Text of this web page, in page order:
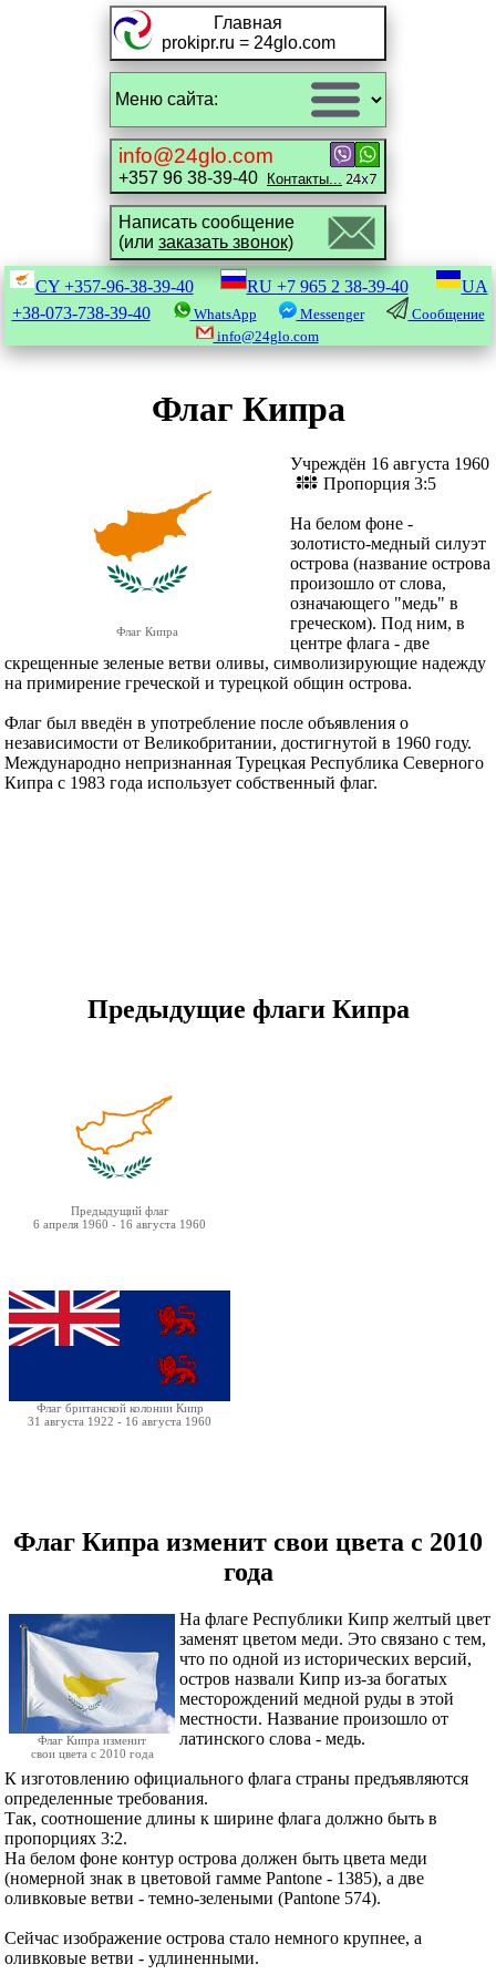
Главная
prokipr.ru = 24glo.com
info@24glo.com
+357 96 38-39-40 Контакты...
Написать сообщение
(или заказать звонок)
CY +357-96-38-39-40 RU +7 965 2 38-39-40
UA
+38-073-738-39-40
WhatsApp Messenger
Сообщение
info@24glo.com
Флаг Кипра
Флаг Кипра
Учреждён 16 августа 1960
Пропорция 3:5
На белом фоне -
золотисто-медный силуэт
острова (название острова
произошло от слова,
означающего "медь" в
греческом). Под ним, в
центре флага - две
скрещенные зеленые ветви оливы, символизирующие надежду
на примирение греческой и турецкой общин острова.
Флаг был введён в употребление после объявления о
независимости от Великобритании, достигнутой в 1960 году.
Международно непризнанная Турецкая Республика Северного
Кипра с 1983 года использует собственный флаг.
Предыдущие флаги Кипра
Предыдущий флаг
6 апреля 1960 - 16 августа 1960
Флаг британской колонии Кипр
31 августа 1922 - 16 августа 1960
Флаг Кипра изменит свои цвета с 2010
года
Флаг Кипра изменит
свои цвета с 2010 года
На флаге Республики Кипр желтый цвет
заменят цветом меди. Это связано с тем,
что по одной из исторических версий,
остров назвали Кипр из-за богатых
месторождений медной руды в этой
местности. Название произошло от
латинского слова- медь.
К изготовлению официального флага страны предъявляются
определенные требования.
Так, соотношение длины к ширине флага должно быть в
пропорциях 3:2.
На белом фоне контур острова должен быть цвета меди
(номерной знак в цветовой гамме Pantone - 1385), а две
оливковые ветви - темно-зелеными (Pantone 574).
Сейчас изображение острова стало немного крупнее, а
оливковые ветви - удлиненными.